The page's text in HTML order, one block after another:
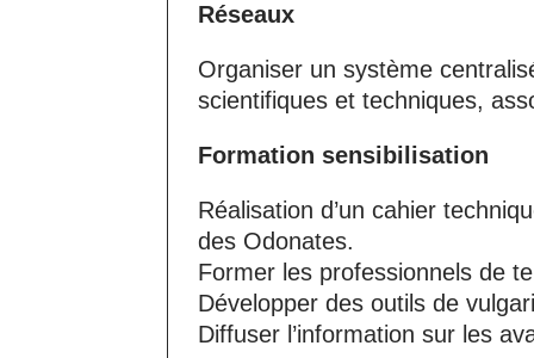
Réseaux
Organiser un système
scientifiques et techniques,
Formation sensibilisation
Réalisation d’un cahier
des Odonates.
Former les professionnels de
Développer des outils de
Diffuser l’information sur les